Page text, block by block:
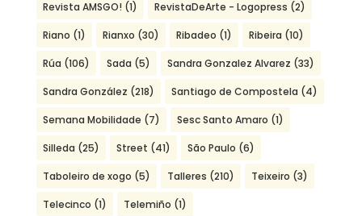
Revista AMSGO! (1) RevistaDeArte - Logopress (2)
Riano (1) Rianxo (30) Ribadeo (1) Ribeira (10)
Rúa (106) Sada (5) Sandra Gonzalez Alvarez (33)
Sandra González (218) Santiago de Compostela (4)
Semana Mobilidade (7) Sesc Santo Amaro (1)
Silleda (25) Street (41) São Paulo (6)
Taboleiro de xogo (5) Talleres (210) Teixeiro (3)
Telecinco (1) Telemiño (1)